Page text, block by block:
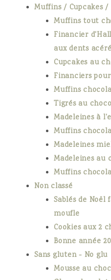
Muffins / Cupcakes /
Muffins tout
Financier
aux dents
Cupcakes au
Financiers
Muffins
Tigrés au
Madeleines à
Muffins
Madeleines
Madeleines au
Muffins
Non classé
Sablés de
moufle
Cookies aux 2
Bonne année
Sans gluten - No glu
Mousse au